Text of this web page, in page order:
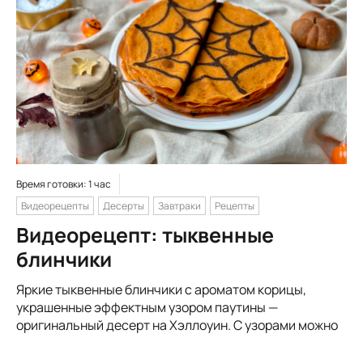
Время готовки: 1 час
Видеорецепты
Десерты Завтраки Рецепты
Видеорецепт: тыквенные
блинчики
Яркие тыквенные блинчики с ароматом корицы,
украшенные эффектным узором паутины —
оригинальный десерт на Хэллоуин. С узорами можно